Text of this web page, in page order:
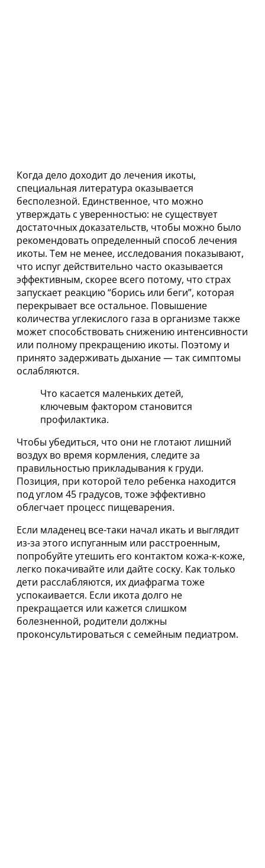
Когда дело доходит до лечения икоты,
специальная литература оказывается
бесполезной. Единственное, что можно
утверждать с уверенностью: не существует
достаточных доказательств, чтобы можно было
рекомендовать определенный способ лечения
икоты. Тем не менее, исследования показывают,
что испуг действительно часто оказывается
эффективным, скорее всего потому, что страх
запускает реакцию “борись или беги”, которая
перекрывает все остальное. Повышение
количества углекислого газа в организме также
может способствовать снижению интенсивности
или полному прекращению икоты. Поэтому и
принято задерживать дыхание — так симптомы
ослабляются.
Что касается маленьких детей,
ключевым фактором становится
профилактика.
Чтобы убедиться, что они не глотают лишний
воздух во время кормления, следите за
правильностью прикладывания к груди.
Позиция, при которой тело ребенка находится
под углом 45 градусов, тоже эффективно
облегчает процесс пищеварения.
Если младенец все-таки начал икать и выглядит
из-за этого испуганным или расстроенным,
попробуйте утешить его контактом кожа-к-коже,
легко покачивайте или дайте соску. Как только
дети расслабляются, их диафрагма тоже
успокаивается. Если икота долго не
прекращается или кажется слишком
болезненной, родители должны
проконсультироваться с семейным педиатром.